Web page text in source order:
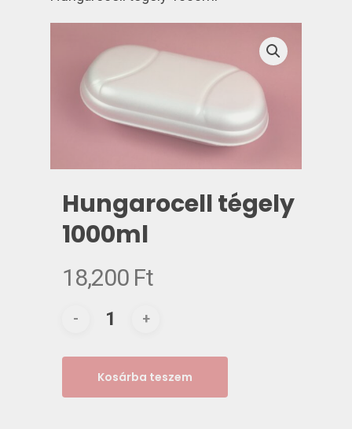
Hungarocell tégely
1000ml
18,200 Ft
Kosárba teszem